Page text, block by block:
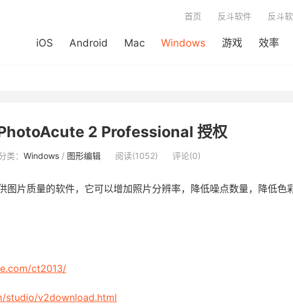
iOS Android Mac Windows 游戏 效率
首页 反斗软件 反斗
2 Professional 授权
类： Windows / 图形编辑 阅读(1052) 评论(0)
图片质量的软件，它可以增加照片分辨率，降低噪点数量，降低色
ct2013/
studio/v2download.html